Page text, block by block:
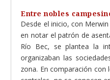
Entre nobles
Desde el inicio, con
en notar el patrón de
Río Bec, se plantea la
organizaban las
zona. En comparación